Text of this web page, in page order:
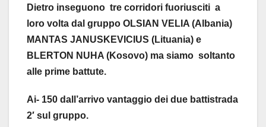
Dietro inseguono tre corridori fuoriusciti a
loro volta dal gruppo OLSIAN VELIA (Albania)
MANTAS JANUSKEVICIUS (Lituania) e
BLERTON NUHA (Kosovo) ma siamo soltanto
alle prime battute.
Ai- 150 dall’arrivo vantaggio dei due battistrada
2′ sul gruppo.